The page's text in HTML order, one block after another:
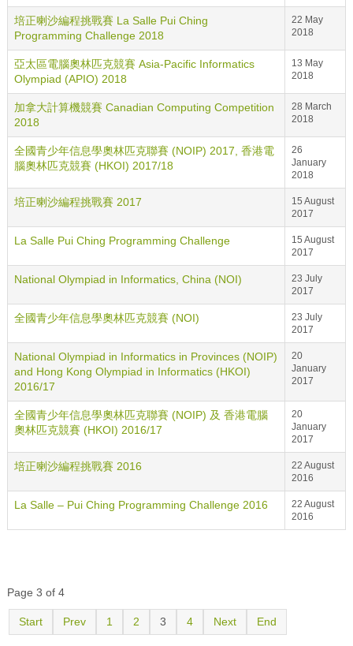
培正喇沙編程挑戰賽 La Salle Pui Ching
Programming Challenge 2018
22 May
2018
亞太區電腦奧林匹克競賽 Asia-Pacific Informatics
Olympiad (APIO) 2018
13 May
2018
加拿大計算機競賽 Canadian Computing Competition
2018
28 March
2018
全國青少年信息學奧林匹克聯賽 (NOIP) 2017, 香港電
腦奧林匹克競賽 (HKOI) 2017/18
26
January
2018
培正喇沙編程挑戰賽 2017
15 August
2017
La Salle Pui Ching Programming Challenge
15 August
2017
National Olympiad in Informatics, China (NOI)
23 July
2017
全國青少年信息學奧林匹克競賽 (NOI)
23 July
2017
National Olympiad in Informatics in Provinces (NOIP)
and Hong Kong Olympiad in Informatics (HKOI)
2016/17
20
January
2017
全國青少年信息學奧林匹克聯賽 (NOIP) 及 香港電腦
奧林匹克競賽 (HKOI) 2016/17
20
January
2017
培正喇沙編程挑戰賽 2016
22 August
2016
La Salle – Pui Ching Programming Challenge 2016
22 August
2016
Page 3 of 4
Start Prev 1 2 3 4 Next End